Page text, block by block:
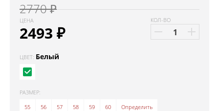
2770 ₽
ЦЕНА
2493 ₽
КОЛ-ВО
ЦВЕТ: Белый
РАЗМЕР:
55
56 57 58 59 60 Определить